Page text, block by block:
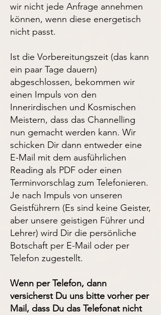
wir nicht jede Anfrage annehmen
können, wenn diese energetisch
nicht passt.
Ist die Vorbereitungszeit (das kann
ein paar Tage dauern)
abgeschlossen, bekommen wir
einen Impuls von den
Innerirdischen und Kosmischen
Meistern, dass das Channelling
nun gemacht werden kann. Wir
schicken Dir dann entweder eine
E-Mail mit dem ausführlichen
Reading als PDF oder einen
Terminvorschlag zum Telefonieren.
Je nach Impuls von unseren
Geistführern (Es sind keine Geister,
aber unsere geistigen Führer und
Lehrer) wird Dir die persönliche
Botschaft per E-Mail oder per
Telefon zugestellt.
Wenn per Telefon, dann
versicherst Du uns bitte vorher per
Mail, dass Du das Telefonat nicht